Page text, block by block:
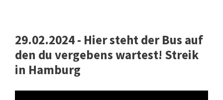
29.02.2024 - Hier steht der Bus auf
den du vergebens wartest! Streik
in Hamburg